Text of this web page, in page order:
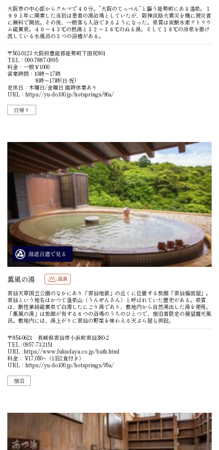
大阪市の中心部からクルマで４０分。”大阪のてっぺん”と謳う能勢町にある温泉。１
９９１年に開業した当初は患者の湯治場としていたが、阪神淡路大震災を機に被災者
に無料で開放。その後、一般客も入浴できるようになった。泉質は炭酸水素ナトリウ
ム硫黄泉。４０〜４３℃の熱湯と３２〜３６℃のぬる湯。そして１８℃の冷泉を掛け
流している水風呂の３つの浴槽がある。
〒563-0123 大阪府豊能郡能勢町下田尻801
TEL：090-7887-0995
料金：一般￥1000
営業時間：10時〜17時
8時〜17時(日·祝)
定休日：木曜日/金曜日 臨時休業あり
URL： https://yu-do100.jp/hotsprings/96a/
日帰り
薫風の湯 温泉
雲仙天草国立公園のなかにあり「雲仙地獄」の近くに位置する旅館「雲仙福田屋」。
雲仙という地名はかつて温泉山（うんぜんさん）と呼ばれていた歴史がある。泉質
は、酸性単純硫黄泉で白濁したにごり湯であり、敷地内から自然湧出した湯を使用。
「薫風の湯」は旅館が有する６つの浴場のうちのひとつで、宿泊者限定の展望露天風
呂。敷地内には、湯上がりに雲仙の野菜を味わえる天ぷら屋も併設。
〒854-0621 長崎県雲仙市小浜町雲仙380-2
TEL : 0957-73-2151
URL :https://www.fukudaya.co.jp/bath.html
料金： ¥17,050~（1泊2食付き）
URL： https://yu-do100.jp/hotsprings/95a/
宿泊